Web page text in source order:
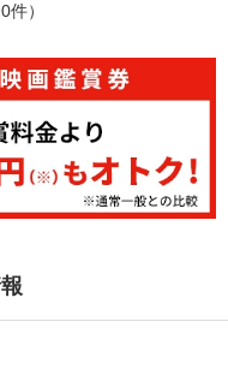
件）